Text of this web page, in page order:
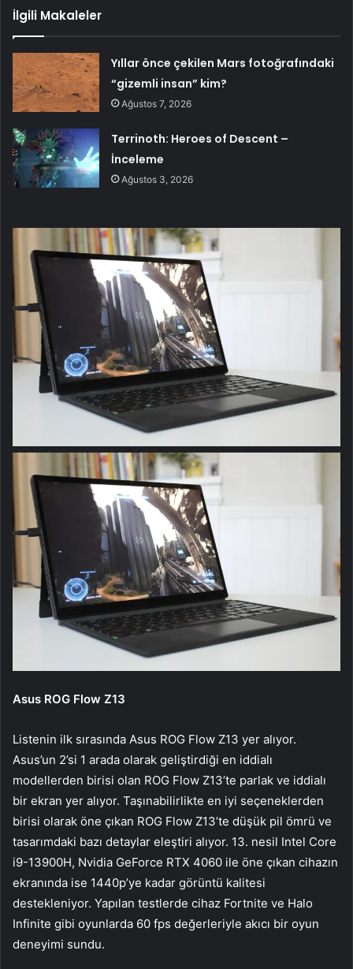
İlgili Makaleler
Yıllar önce çekilen Mars fotoğrafındaki
“gizemli insan” kim?
Ağustos 7, 2026
Terrinoth: Heroes of Descent –
İnceleme
Ağustos 3, 2026
Asus ROG Flow Z13
Listenin ilk sırasında Asus ROG Flow Z13 yer alıyor.
Asus’un 2’si 1 arada olarak geliştirdiği en iddialı
modellerden birisi olan ROG Flow Z13’te parlak ve iddialı
bir ekran yer alıyor. Taşınabilirlikte en iyi seçeneklerden
birisi olarak öne çıkan ROG Flow Z13’te düşük pil ömrü ve
tasarımdaki bazı detaylar eleştiri alıyor. 13. nesil Intel Core
i9-13900H, Nvidia GeForce RTX 4060 ile öne çıkan cihazın
ekranında ise 1440p’ye kadar görüntü kalitesi
destekleniyor. Yapılan testlerde cihaz Fortnite ve Halo
Infinite gibi oyunlarda 60 fps değerleriyle akıcı bir oyun
deneyimi sundu.